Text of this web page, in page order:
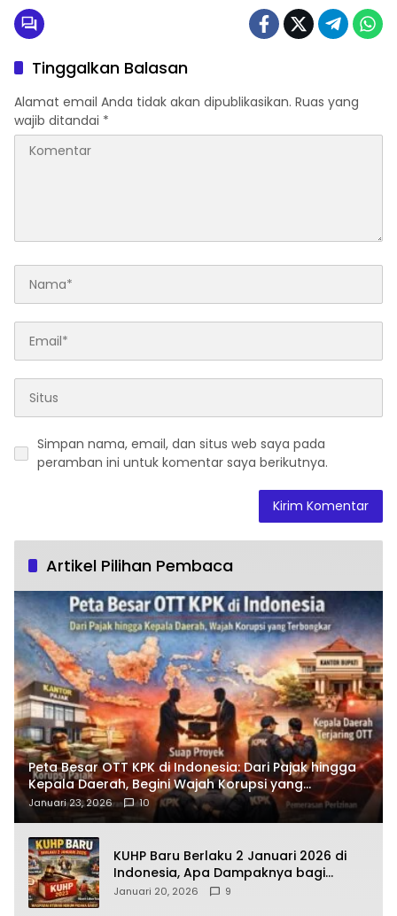
Tinggalkan Balasan
Alamat email Anda tidak akan dipublikasikan. Ruas yang
wajib ditandai *
Simpan nama, email, dan situs web saya pada
peramban ini untuk komentar saya berikutnya.
Artikel Pilihan Pembaca
Peta Besar OTT KPK di Indonesia: Dari Pajak hingga
Kepala Daerah, Begini Wajah Korupsi yang
Terbongkar
Januari 23, 2026 10
KUHP Baru Berlaku 2 Januari 2026 di
Indonesia, Apa Dampaknya bagi
Kehidupan Warga? Ini Aturan Kunci
Januari 20, 2026 9